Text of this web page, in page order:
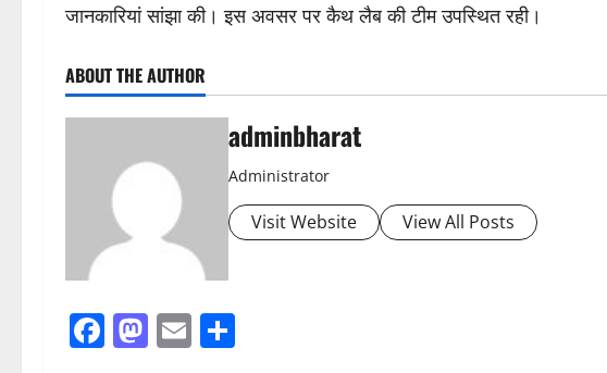
जानकारियां सांझा की। इस अवसर पर कैथ लैब की टीम उपस्थित रही।
ABOUT THE AUTHOR
adminbharat
Administrator
Visit Website View All Posts
Facebook
Mastodon
Email